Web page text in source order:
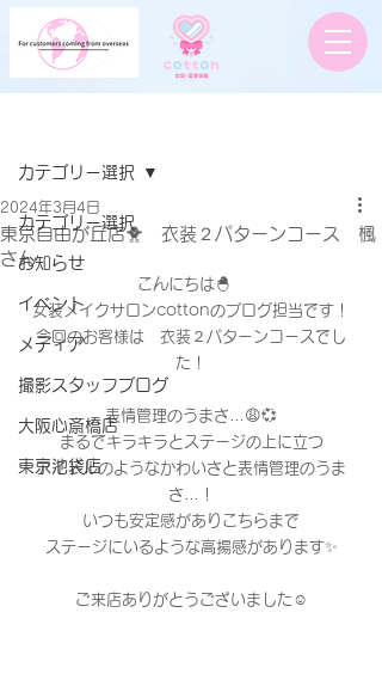
カテゴリー選択
お知らせ
イベント
メディア
撮影スタッフブログ
大阪心斎橋店
東京池袋店
カテゴリー選択
東京自由が丘店🐥 衣装２パターンコース 楓
さん
2024年3月4日
こんにちは🐣
女装メイクサロンcottonのブログ担当です！
今回のお客様は　衣装２パターンコースでし
た！
表情管理のうまさ…😩💞
まるでキラキラとステージの上に立つ
アイドルのようなかわいさと表情管理のうま
さ…！
いつも安定感がありこちらまで
ステージにいるような高揚感があります✨
ご来店ありがとうございました☺️